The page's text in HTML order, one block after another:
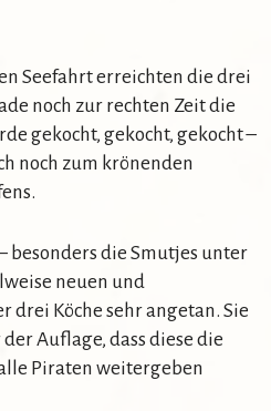
Seefahrt erreichten die drei
noch zur rechten Zeit die
gekocht, gekocht, gekocht –
noch zum krönenden
besonders die Smutjes unter
neuen und
drei Köche sehr angetan. Sie
Auflage, dass diese die
Piraten weitergeben